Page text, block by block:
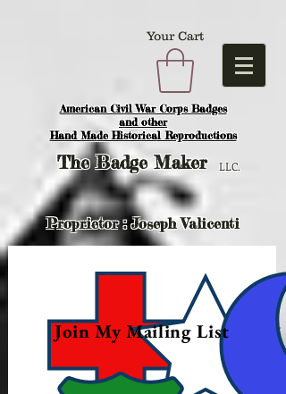
American Civil War Corps Badges
and other
Hand Made Historical Reproductions
Your Cart
TheBadge Maker LLC.
Proprietor : Joseph Valicenti
Join My Mailing List